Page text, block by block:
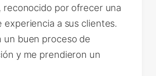
reconocido por ofrecer una
experiencia a sus clientes.
un buen proceso de
y me prendieron un